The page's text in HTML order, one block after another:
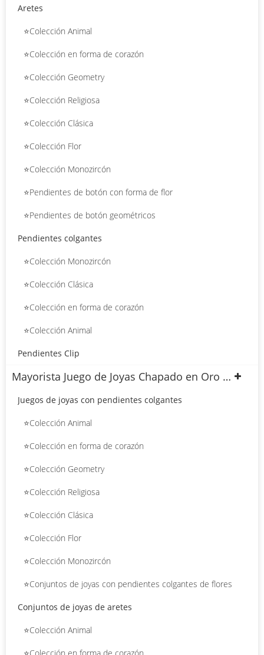
Aretes
⭐Colección Animal
⭐Colección en forma de corazón
⭐Colección Geometry
⭐Colección Religiosa
⭐Colección Clásica
⭐Colección Flor
⭐Colección Monozircón
⭐Pendientes de botón con forma de flor
⭐Pendientes de botón geométricos
Pendientes colgantes
⭐Colección Monozircón
⭐Colección Clásica
⭐Colección en forma de corazón
⭐Colección Animal
Pendientes Clip
Mayorista Juego de Joyas Chapado en Oro 18k
Juegos de joyas con pendientes colgantes
⭐Colección Animal
⭐Colección en forma de corazón
⭐Colección Geometry
⭐Colección Religiosa
⭐Colección Clásica
⭐Colección Flor
⭐Colección Monozircón
⭐Conjuntos de joyas con pendientes colgantes de flores
Conjuntos de joyas de aretes
⭐Colección Animal